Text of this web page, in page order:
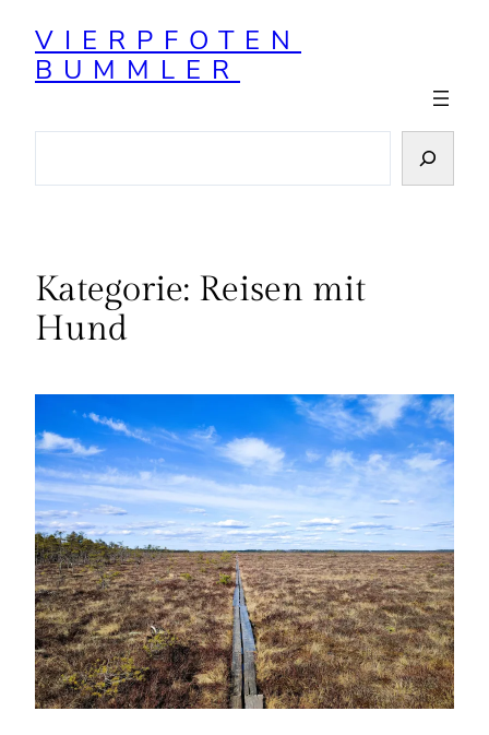
Inhalt
springen
VIERPFOTEN
BUMMLER
Kategorie: Reisen mit
Hund